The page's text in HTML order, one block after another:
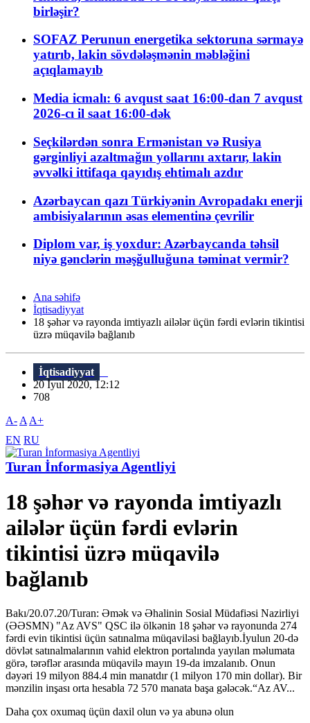
birləşir?
SOFAZ Perunun energetika sektoruna sərmayə
yatırıb, lakin sövdələşmənin məbləğini
açıqlamayıb
Media icmalı: 6 avqust saat 16:00-dan 7 avqust
2026-cı il saat 16:00-dək
Seçkilərdən sonra Ermənistan və Rusiya
gərginliyi azaltmağın yollarını axtarır, lakin
əvvəlki ittifaqa qayıdış ehtimalı azdır
Azərbaycan qazı Türkiyənin Avropadakı enerji
ambisiyalarının əsas elementinə çevrilir
Diplom var, iş yoxdur: Azərbaycanda təhsil
niyə gənclərin məşğulluğuna təminat vermir?
Ana səhifə
İqtisadiyyat
18 şəhər və rayonda imtiyazlı ailələr üçün fərdi evlərin tikintisi
üzrə müqavilə bağlanıb
İqtisadiyyat
20 İyul 2020, 12:12
708
A- A A+
EN RU
Turan İnformasiya Agentliyi
18 şəhər və rayonda imtiyazlı
ailələr üçün fərdi evlərin
tikintisi üzrə müqavilə
bağlanıb
Bakı/20.07.20/Turan: Əmək və Əhalinin Sosial Müdafiəsi Nazirliyi
(ƏƏSMN) "Az AVS" QSC ilə ölkənin 18 şəhər və rayonunda 274
fərdi evin tikintisi üçün satınalma müqaviləsi bağlayıb.İyulun 20-də
dövlət satınalmalarının vahid elektron portalında yayılan məlumata
görə, tərəflər arasında müqavilə mayın 19-da imzalanıb. Onun
dəyəri 19 milyon 884.4 min manatdır (1 milyon 170 min dollar). Bir
mənzilin inşası orta hesabla 72 570 manata başa gələcək.“Az AV...
Daha çox oxumaq üçün daxil olun və ya abunə olun